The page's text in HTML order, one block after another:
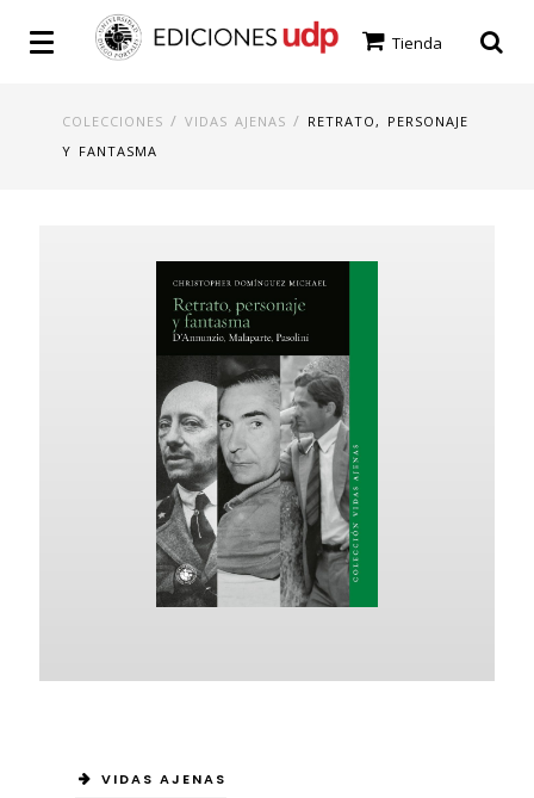
Tienda
COLECCIONES /VIDAS AJENAS / RETRATO, PERSONAJE
Y FANTASMA
VIDAS AJENAS